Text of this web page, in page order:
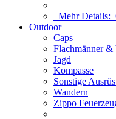
Mehr Details:
Outdoor
Caps
Flachmänner &
Jagd
Kompasse
Sonstige
Wandern
Zippo